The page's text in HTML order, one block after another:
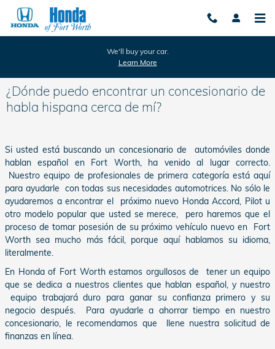
Skip to main content
We'll buy your car.
Learn More
¿Dónde puedo encontrar un concesionario de
habla hispana cerca de mí?
Si usted está buscando un concesionario de automóviles donde
hablan español en Fort Worth, ha venido al lugar correcto.
Nuestro equipo de profesionales de primera categoría está aquí
para ayudarle con todas sus necesidades automotrices. No sólo le
ayudaremos a encontrar el próximo nuevo Honda Accord, Pilot u
otro modelo popular que usted se merece, pero haremos que el
proceso de tomar posesión de su próximo vehículo nuevo en Fort
Worth sea mucho más fácil, porque aquí hablamos su idioma,
literalmente.
En Honda of Fort Worth estamos orgullosos de tener un equipo
que se dedica a nuestros clientes que hablan español, y nuestro
equipo trabajará duro para ganar su confianza primero y su
negocio después. Para ayudarle a ahorrar tiempo en nuestro
concesionario, le recomendamos que llene nuestra solicitud de
finanzas en línea.